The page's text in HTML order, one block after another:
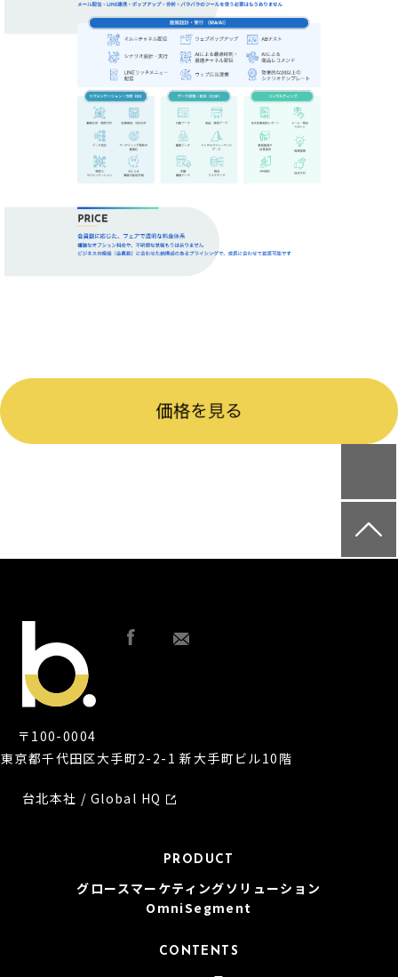
〒 100-0004
東京都千代田区大手町2-2-1 新大手町ビル10階
台北本社 / Global HQ
PRODUCT
グロースマーケティングソリューション
OmniSegment
CONTENTS